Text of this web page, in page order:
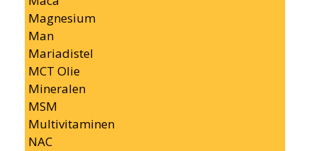
Magnesium
Man
Mariadistel
MCT Olie
Mineralen
MSM
Multivitaminen
NAC